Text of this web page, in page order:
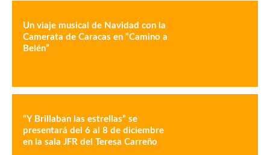
Un viaje musical de Navidad con la
Camerata de Caracas en “Camino a
Belén”
“Y Brillaban las estrellas” se
presentará del 6 al 8 de diciembre
en la sala JFR del Teresa Carreño